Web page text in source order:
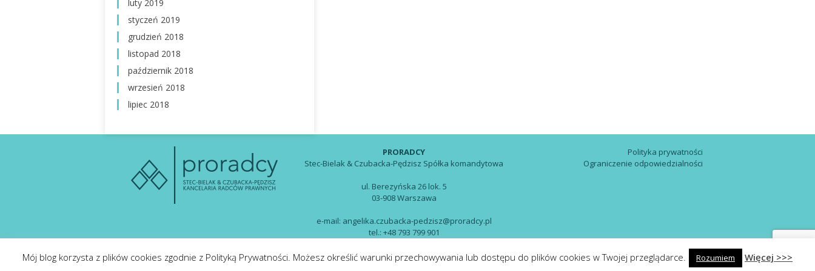
luty 2019
styczeń 2019
grudzień 2018
listopad 2018
październik 2018
wrzesień 2018
lipiec 2018
PRORADCY
Stec-Bielak & Czubacka-Pędzisz Spółka komandytowa
ul. Berezyńska 26 lok. 5
03-908 Warszawa
e-mail: angelika.czubacka-pedzisz@proradcy.pl
tel.: +48 793 799 901
Polityka prywatności
Ograniczenie odpowiedzialności
Strategy, design, marketing & support byweb.lex
Mój blog korzysta z plików cookies zgodnie z Polityką Prywatności. Możesz określić warunki przechowywania lub dostępu do plików cookies w Twojej przeglądarce. Rozumiem Więcej >>>